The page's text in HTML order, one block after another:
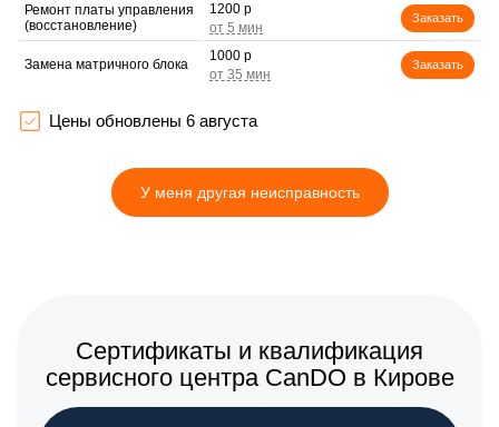
Ремонт платы управления
(восстановление)
1200 р
Заказать
Замена матричного блока
1000 р
Заказать
Замена процессора
Замена линзы
1250 р
программного
Заказать
Замена светофильтра
1700 р
Цены обновлены 6 августа
У меня другая неисправность
Сертификаты и квалификация
сервисного центра CanDO в Кирове